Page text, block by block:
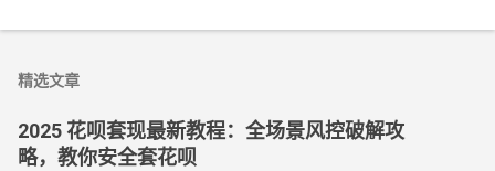
精选文章
2025 花呗套现最新教程：全场景风控破解攻
略，教你安全套花呗